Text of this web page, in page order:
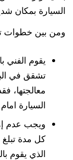
السيارة بمكان
ومن بين خطوات
يقوم الفني
تشقق في
معالجتها،
السيارة
ويجب عدم
الذي يقوم